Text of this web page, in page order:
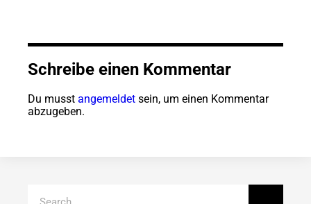
Schreibe einen Kommentar
Du musst angemeldet sein, um einen Kommentar
abzugeben.